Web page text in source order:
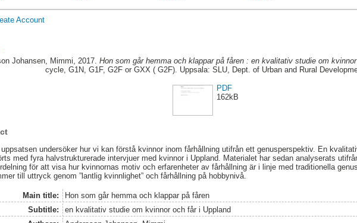
Account
Johansen, Mimmi, 2017. Hon som går hemma och klappar på fåren : en kvalitativ studie om
cycle, G1N, G1F, G2F or GXX ( G2F). Uppsala: SLU, Dept. of Urban and Rural
PDF
162kB
uppsatsen undersöker hur vi kan förstå kvinnor inom fårhållning utifrån ett genusperspektiv. En
med fyra halvstrukturerade intervjuer med kvinnor i Uppland. Materialet har sedan analyserats
för att visa hur kvinnornas motiv och erfarenheter av fårhållning är i linje med traditionella
till uttryck genom ”lantlig kvinnlighet” och fårhållning på hobbynivå.
Main title:
Hon som går hemma och klappar på fåren
Subtitle:
en kvalitativ studie om kvinnor och får i Uppland